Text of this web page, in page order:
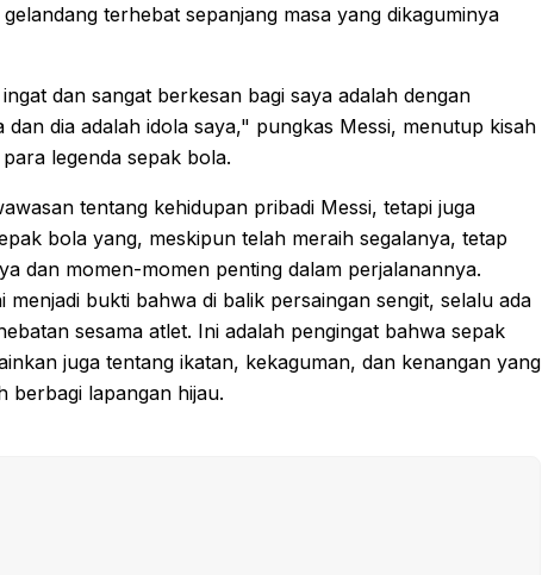
terhebat sepanjang masa yang dikaguminya
dan sangat berkesan bagi saya adalah dengan
dan dia adalah idola saya," pungkas Messi, menutup kisah
legenda sepak bola.
tentang kehidupan pribadi Messi, tetapi juga
bola yang, meskipun telah meraih segalanya, tetap
dan momen-momen penting dalam perjalanannya.
menjadi bukti bahwa di balik persaingan sengit, selalu ada
sesama atlet. Ini adalah pengingat bahwa sepak
juga tentang ikatan, kekaguman, dan kenangan yang
berbagi lapangan hijau.